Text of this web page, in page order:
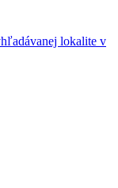
lokalite v